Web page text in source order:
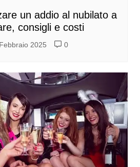
un addio al nubilato a
consigli e costi
2025 0